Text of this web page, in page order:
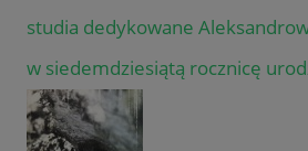
studia dedykowane
w siedemdziesiątą rocznicę